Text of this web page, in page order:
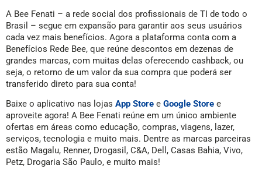
A Bee Fenati – a rede social dos profissionais de TI de todo o
Brasil – segue em expansão para garantir aos seus usuários
cada vez mais benefícios. Agora a plataforma conta com a
Benefícios Rede Bee, que reúne descontos em dezenas de
grandes marcas, com muitas delas oferecendo cashback, ou
seja, o retorno de um valor da sua compra que poderá ser
transferido direto para sua conta!
Baixe o aplicativo nas lojas App Store e Google Store e
aproveite agora! A Bee Fenati reúne em um único ambiente
ofertas em áreas como educação, compras, viagens, lazer,
serviços, tecnologia e muito mais. Dentre as marcas parceiras
estão Magalu, Renner, Drogasil, C&A, Dell, Casas Bahia, Vivo,
Petz, Drogaria São Paulo, e muito mais!